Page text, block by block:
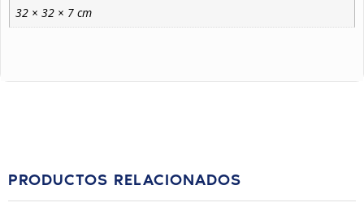
32 × 32 × 7 cm
PRODUCTOS RELACIONADOS